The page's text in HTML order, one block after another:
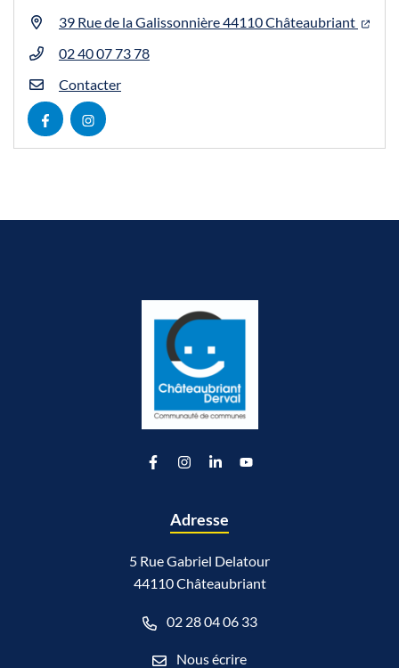
39 Rue de la Galissonnière 44110 Châteaubriant
02 40 07 73 78
Contacter
Visiter la page Facebook (nouvelle fenêtre)
Visiter la page Instagram (nouvelle fenêtre)
Lien vers le compte Facebook
Lien vers le compte Instagram
Lien vers le compte Linkedin
Lien vers la chaîne
Adresse
5 Rue Gabriel Delatour
44110 Châteaubriant
02 28 04 06 33
Nous écrire